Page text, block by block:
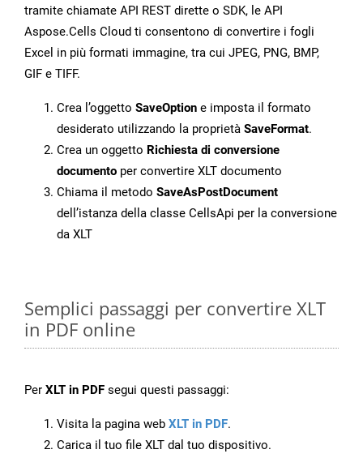
tramite chiamate API REST dirette o SDK, le API
Aspose.Cells Cloud ti consentono di convertire i fogli
Excel in più formati immagine, tra cui JPEG, PNG, BMP,
GIF e TIFF.
Crea l’oggetto SaveOption e imposta il formato
desiderato utilizzando la proprietà SaveFormat.
Crea un oggetto Richiesta di conversione
documento per convertire XLT documento
Chiama il metodo SaveAsPostDocument
dell’istanza della classe CellsApi per la conversione
da XLT
Semplici passaggi per convertire XLT
in PDF online
Per XLT in PDF segui questi passaggi:
Visita la pagina web XLT in PDF.
Carica il tuo file XLT dal tuo dispositivo.